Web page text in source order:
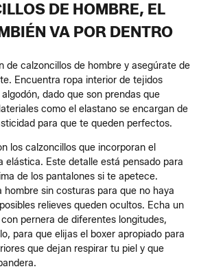
DE HOMBRE, EL
VA POR DENTRO
de calzoncillos de hombre y asegúrate de
Encuentra ropa interior de tejidos
dado que son prendas que
como el elastano se encargan de
para que te queden perfectos.
los calzoncillos que incorporan el
elástica. Este detalle está pensado para
de los pantalones si te apetece.
hombre sin costuras para que no haya
relieves queden ocultos. Echa un
pernera de diferentes longitudes,
para que elijas el boxer apropiado para
que dejan respirar tu piel y que